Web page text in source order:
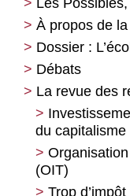
À propos de
Dossier :
La transition
pour qui et
La
mauvaise pour
Comment
croissance » ?
L’État
Débats
Les projets
tous « inutiles
papier, avec
Cinquante
de résistance
La revue des
du capitalisme
(OIT)
Trop